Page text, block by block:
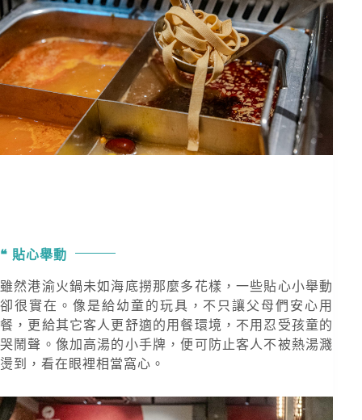
貼心舉動
雖然港渝火鍋未如海底撈那麼多花樣，一些貼心小舉動
卻很實在。像是給幼童的玩具，不只讓父母們安心用
餐，更給其它客人更舒適的用餐環境，不用忍受孩童的
哭鬧聲。像加高湯的小手牌，便可防止客人不被熱湯濺
燙到，看在眼裡相當窩心。